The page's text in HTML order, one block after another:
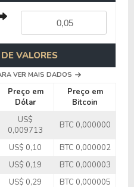
VALORES
VER MAIS DADOS
Preço em
Dólar
Preço em
Bitcoin
US$
0,009713
BTC 0,000000
US$ 0,10
BTC 0,000002
US$ 0,19
BTC 0,000003
US$ 0,29
BTC 0,000005